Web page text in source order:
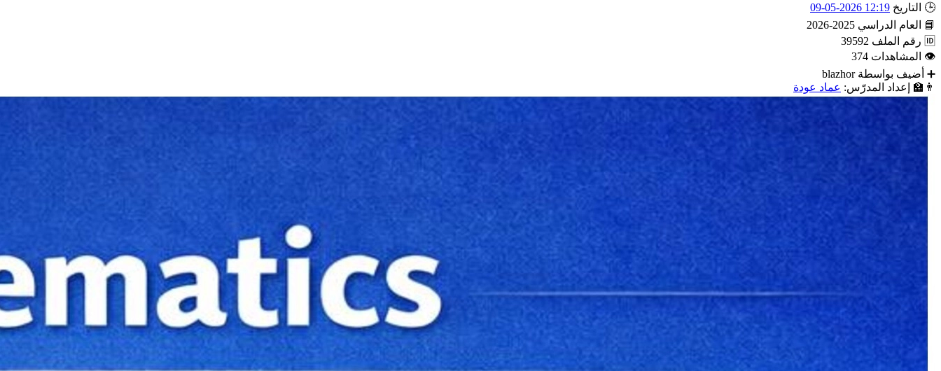
🕒 التاريخ 12:19 2026-05-09
📘
العام الدراسي 2025-2026
🆔 رقم الملف 39592
👁 المشاهدات 374
➕ أضيف بواسطة blazhor
👨‍🏫
إعداد المدرّس: عماد عودة